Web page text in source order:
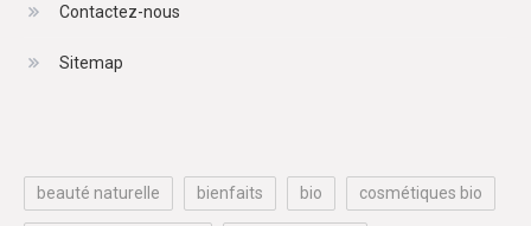
Contactez-nous
Sitemap
beauté naturelle bienfaits bio cosmétiques bio